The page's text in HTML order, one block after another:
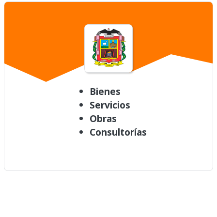
Bienes
Servicios
Obras
Consultorías